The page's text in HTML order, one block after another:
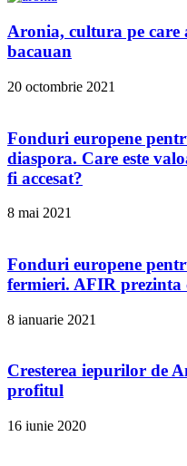
Aronia, cultura pe
bacauan
20 octombrie 2021
Fonduri europene
diaspora. Care este
fi accesat?
8 mai 2021
Fonduri europene
fermieri. AFIR prezinta
8 ianuarie 2021
Cresterea iepurilor de
profitul
16 iunie 2020